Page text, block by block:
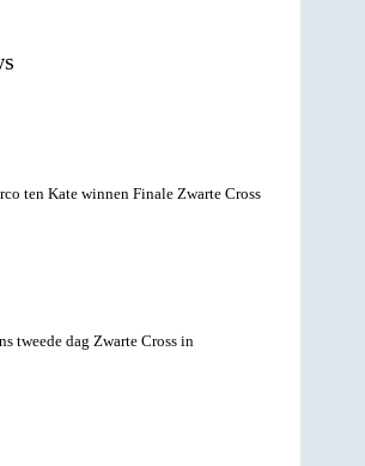
ten Kate winnen Finale Zwarte Cross
tweede dag Zwarte Cross in